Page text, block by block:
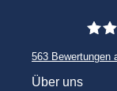
563 Bewertungen
Über uns